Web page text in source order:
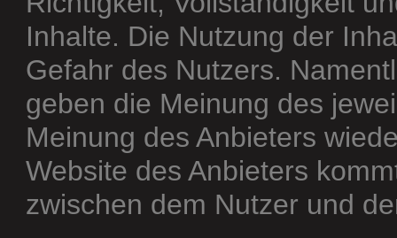
Inhalte. Die Nutzung der
Gefahr des Nutzers.
geben die Meinung des
Meinung des Anbieters
Website des Anbieters
zwischen dem Nutzer und